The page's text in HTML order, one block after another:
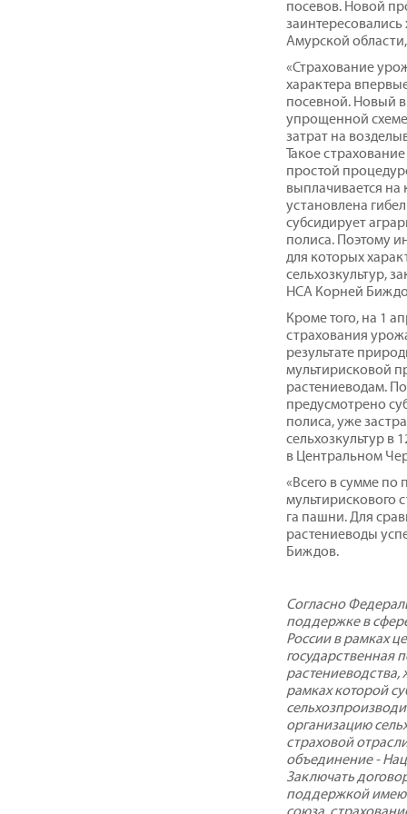
посевов. Новой
Амурской
«Страхование
характера
посевной. Новый
упрощенной
затрат на
Такое
простой
выплачивается
установлена
субсидирует
полиса. Поэтому
для которых
сельхозкультур,
НСА Корней
Кроме того, на 1
страхования
результате
мультирисковой
растениеводам.
предусмотрено
полиса, уже
сельхозкультур в
в Центральном
«Всего в сумме по
мультирискового
га пашни. Для
растениеводы
Биждов.
Согласно
поддержке в
России в рамках
государственная
растениеводства,
рамках которой
организацию
страховой
объединение -
Заключать
поддержкой